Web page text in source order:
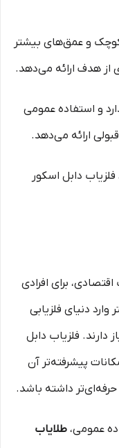
و عمق‌های بیشتر
از هدف ارائه می‌دهد.
و استفاده عمومی
ارائه می‌دهد.
فلزیاب دابل اسکور
برای افرادی
دنیای فلزیابی
دارند. فلزیاب دابل
پیشرفته‌تر آن
حرفه‌ای‌تر داشته باشد.
عمومی، طلایاب